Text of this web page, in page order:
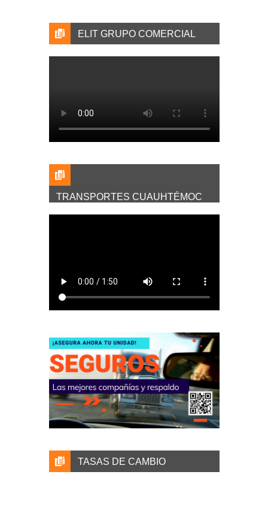
ELIT GRUPO COMERCIAL
TRANSPORTES CUAUHTÉMOC
TASAS DE CAMBIO